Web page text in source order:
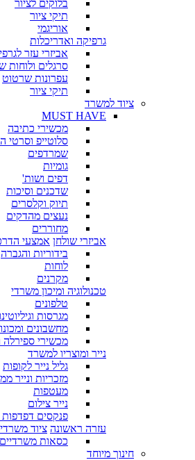
בלוקים לציור
תיקי ציור
אוריגמי
גרפיקה ואדריכלות
אביזרי עזר
סרגלים ולוחות
עפרונות שרטוט
תיקי ציור
ציוד למשרד
MUST HAVE
מכשירי כתיבה
סלוטייפ וסרטי
שמרדפים
גומיות
דפים ושות'
שדכנים וסיכות
תיוק וקלסרים
נעצים מהדקים
מחוררים
אביזרי שולחן אמצעי
בידוריות והגברה
לוחות
מקרנים
טכנולוגיה ומיכון משרדי
טלפונים
מגרסות
מחשבונים
מכשירי ספירלה
נייר ומוצריו למשרד
גליל נייר לקופות
מזכריות ונייר
מעטפות
נייר צילום
פנקסים דפדפות
עזרה ראשונה ציוד
כסאות משרדיים
חינוך מיוחד